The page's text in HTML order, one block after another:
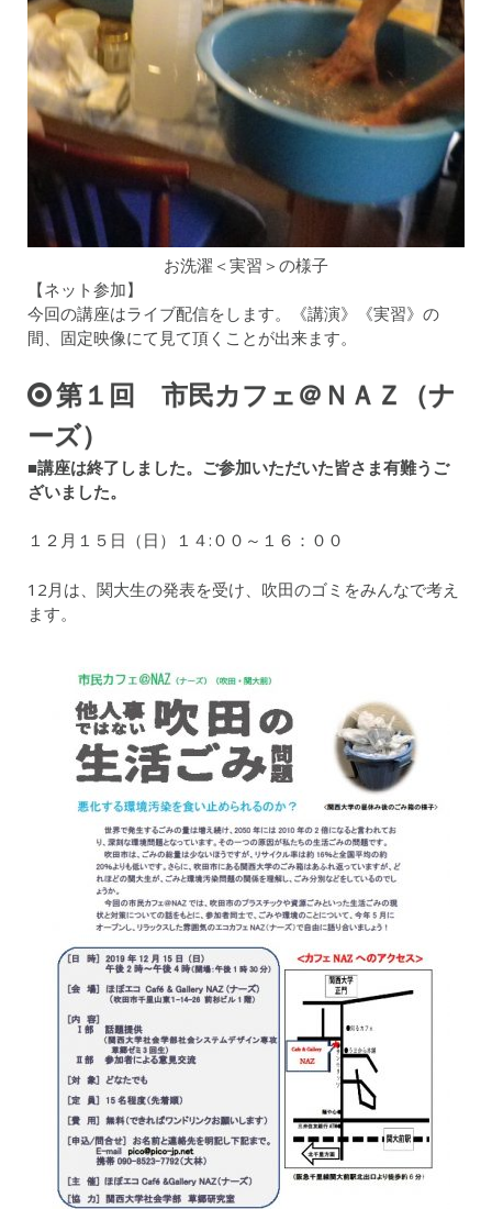
お洗濯＜実習＞の様子
【ネット参加】
今回の講座はライブ配信をします。《講演》《実習》の
間、固定映像にて見て頂くことが出来ます。
第１回 市民カフェ＠ＮＡＺ（ナ
ーズ）
■講座は終了しました。ご参加いただいた皆さま有難うご
ざいました。
１２月１５日（日）１４:００～１６：００
12月は、関大生の発表を受け、吹田のゴミをみんなで考え
ます。